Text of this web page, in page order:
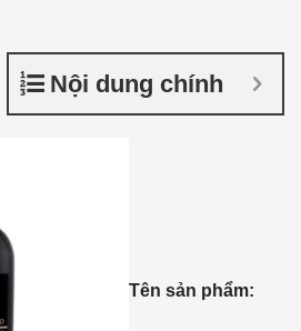
Nội dung chính
Tên sản phẩm: